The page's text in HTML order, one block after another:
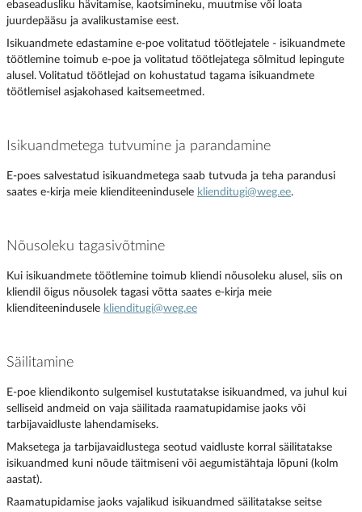
ebaseadusliku hävitamise, kaotsimineku, muutmise või loata
juurdepääsu ja avalikustamise eest.
Isikuandmete edastamine e-poe volitatud töötlejatele - isikuandmete
töötlemine toimub e-poe ja volitatud töötlejatega sõlmitud lepingute
alusel. Volitatud töötlejad on kohustatud tagama isikuandmete
töötlemisel asjakohased kaitsemeetmed.
Isikuandmetega tutvumine ja parandamine
E-poes salvestatud isikuandmetega saab tutvuda ja teha parandusi
saates e-kirja meie klienditeenindusele klienditugi@weg.ee.
Nõusoleku tagasivõtmine
Kui isikuandmete töötlemine toimub kliendi nõusoleku alusel, siis on
kliendil õigus nõusolek tagasi võtta saates e-kirja meie
klienditeenindusele klienditugi@weg.ee
Säilitamine
E-poe kliendikonto sulgemisel kustutatakse isikuandmed, va juhul kui
selliseid andmeid on vaja säilitada raamatupidamise jaoks või
tarbijavaidluste lahendamiseks.
Maksetega ja tarbijavaidlustega seotud vaidluste korral säilitatakse
isikuandmed kuni nõude täitmiseni või aegumistähtaja lõpuni (kolm
aastat).
Raamatupidamise jaoks vajalikud isikuandmed säilitatakse seitse